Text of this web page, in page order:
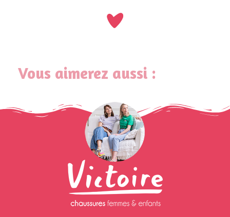
Vous aimerez aussi :